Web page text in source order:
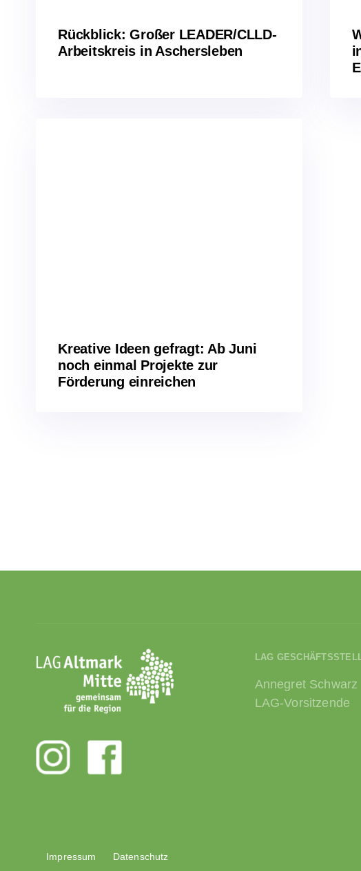
Rückblick: Großer LEADER/CLLD-
Arbeitskreis in Aschersleben
Kreative Ideen gefragt: Ab Juni
noch einmal Projekte zur
Förderung einreichen
LAG
Annegret Schwarz
LAG-Vorsitzende
Impressum Datenschutz